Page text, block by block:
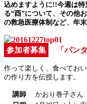
込めますように!!今週は
る“酉”について、その他
の救急医療体制など、年
参加者募集 「パン
作って楽しく、食べてお
の作り方を伝授します。
講師
かおり巻子さん